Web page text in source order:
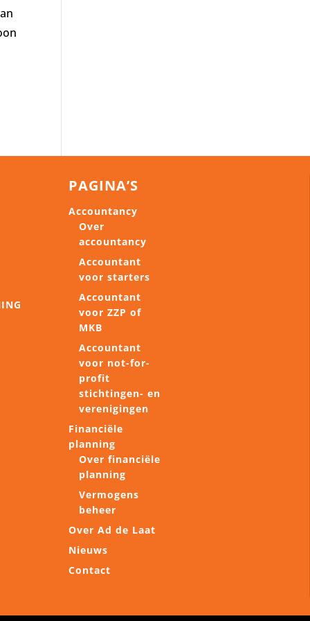
PAGINA’S
Accountancy
Over
accountancy
Accountant
voor starters
Accountant
voor ZZP of
MKB
Accountant
voor not-for-
profit
stichtingen- en
verenigingen
Financiële
planning
Over financiële
planning
Vermogens
beheer
Over Ad de Laat
Nieuws
Contact